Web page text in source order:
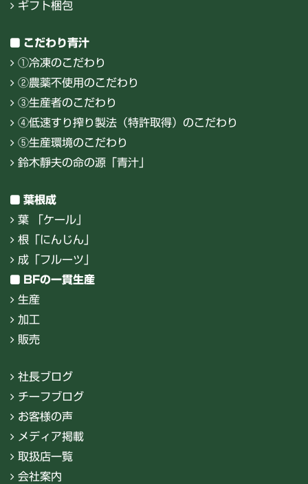
ギフト梱包
こだわり青汁
①冷凍のこだわり
②農薬不使用のこだわり
③生産者のこだわり
④低速すり搾り製法（特許取得）のこだわり
⑤生産環境のこだわり
鈴木靜夫の命の源「青汁」
葉根成
葉 「ケール」
根「にんじん」
成「フルーツ」
BFの一貫生産
生産
加工
販売
社長ブログ
チーフブログ
お客様の声
メディア掲載
取扱店一覧
会社案内